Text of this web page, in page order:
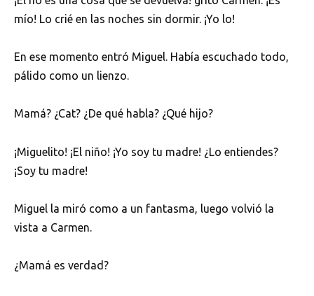
mío! Lo crié en las noches sin dormir. ¡Yo lo!
En ese momento entró Miguel. Había escuchado todo,
pálido como un lienzo.
Mamá? ¿Cat? ¿De qué habla? ¿Qué hijo?
¡Miguelito! ¡El niño! ¡Yo soy tu madre! ¿Lo entiendes?
¡Soy tu madre!
Miguel la miró como a un fantasma, luego volvió la
vista a Carmen.
¿Mamá es verdad?